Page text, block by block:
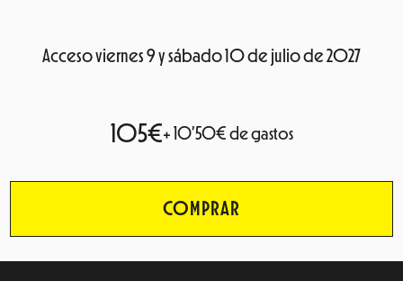
Acceso viernes 9 y sábado 10 de julio de 2027
105€+ 10’50€ de gastos
COMPRAR